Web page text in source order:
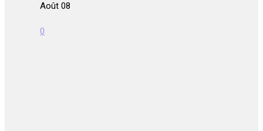
Août 08
0